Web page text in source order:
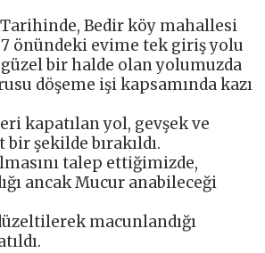
Tarihinde, Bedir köy mahallesi
önündeki evime tek giriş yolu
bir halde olan yolumuzda
döşeme işi kapsamında kazı
kapatılan yol, gevşek ve
şekilde bırakıldı.
talep ettiğimizde,
ancak Mucur anabileceği
macunlandığı